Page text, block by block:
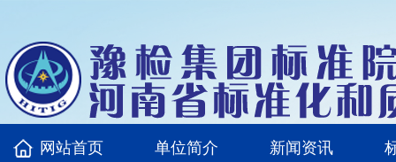
网站首页 单位简介 新闻资讯